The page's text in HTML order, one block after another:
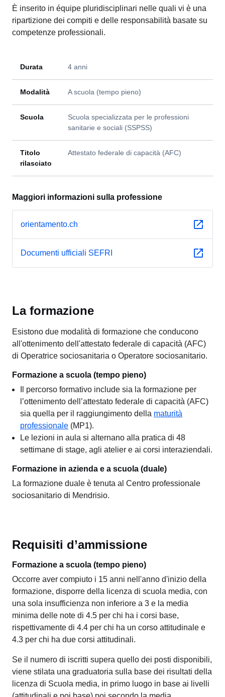
È inserito in équipe pluridisciplinari nelle quali vi è una
ripartizione dei compiti e delle responsabilità basate su
competenze professionali.
Durata 4 anni
Modalità A scuola (tempo pieno)
Scuola
Scuola specializzata per le professioni
sanitarie e sociali (SSPSS)
Titolo
rilasciato
Attestato federale di capacità (AFC)
Maggiori informazioni sulla professione
orientamento.ch
Documenti ufficiali SEFRI
La formazione
Esistono due modalità di formazione che conducono
all'ottenimento dell'attestato federale di capacità (AFC)
di Operatrice sociosanitaria o Operatore sociosanitario.
Formazione a scuola (tempo pieno)
Il percorso formativo include sia la formazione per
l’ottenimento dell’attestato federale di capacità (AFC)
sia quella per il raggiungimento della maturità
professionale (MP1).
Le lezioni in aula si alternano alla pratica di 48
settimane di stage, agli atelier e ai corsi interaziendali.
Formazione in azienda e a scuola (duale)
La formazione duale è tenuta al Centro professionale
sociosanitario di Mendrisio.
Requisiti d’ammissione
Formazione a scuola (tempo pieno)
Occorre aver compiuto i 15 anni nell'anno d'inizio della
formazione, disporre della licenza di scuola media, con
una sola insufficienza non inferiore a 3 e la media
minima delle note di 4.5 per chi ha i corsi base,
rispettivamente di 4.4 per chi ha un corso attitudinale e
4.3 per chi ha due corsi attitudinali.
Se il numero di iscritti supera quello dei posti disponibili,
viene stilata una graduatoria sulla base dei risultati della
licenza di Scuola media, in primo luogo in base ai livelli